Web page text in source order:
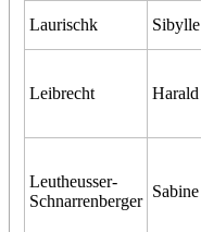
Laurischk Sibylle
Leibrecht Harald
Leutheusser-
Schnarrenberger
Sabine